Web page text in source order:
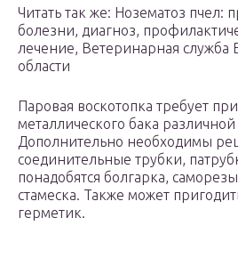
Читать так же: Нозематоз пчел:
болезни, диагноз,
лечение, Ветеринарная служба
области
Паровая воскотопка требует
металлического бака
Дополнительно необходимы
соединительные трубки,
понадобятся болгарка,
стамеска. Также может
герметик.